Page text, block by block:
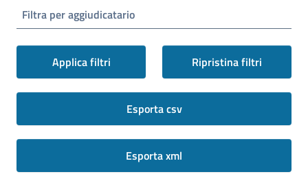
Filtra per aggiudicatario
Applica filtri Ripristina filtri
Esporta csv
Esporta xml